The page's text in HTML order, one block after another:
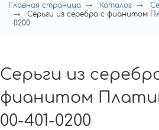
Главная страница Каталог
Серьги из серебра с фианитом
0200
Серьги из
фианитом
00-401-0200